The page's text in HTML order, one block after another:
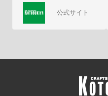
公式サイト